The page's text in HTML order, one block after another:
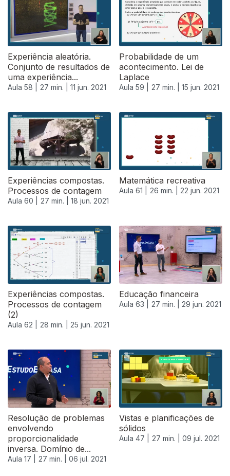
Experiência aleatória.
Conjunto de resultados de
uma experiência...
Aula 58 | 27 min. | 11 jun. 2021
Probabilidade de um
acontecimento. Lei de
Laplace
Aula 59 | 27 min. | 15 jun. 2021
Experiências compostas.
Processos de contagem
Aula 60 | 27 min. | 18 jun. 2021
Matemática recreativa
Aula 61 | 26 min. | 22 jun. 2021
Experiências compostas.
Processos de contagem
(2)
Aula 62 | 28 min. | 25 jun. 2021
Educação financeira
Aula 63 | 27 min. | 29 jun. 2021
Resolução de problemas
envolvendo
proporcionalidade
inversa. Domínio de...
Aula 17 | 27 min. | 06 jul. 2021
Vistas e planificações de
sólidos
Aula 47 | 27 min. | 09 jul. 2021
556647